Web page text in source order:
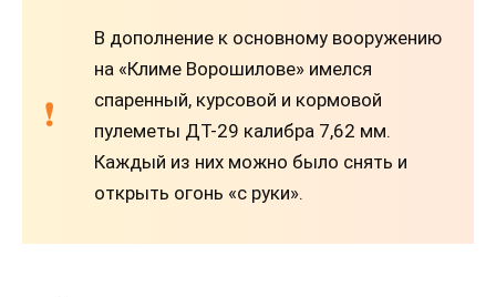
В дополнение к основному вооружению
на «Климе Ворошилове» имелся
спаренный, курсовой и кормовой
пулеметы ДТ-29 калибра 7,62 мм.
Каждый из них можно было снять и
открыть огонь «с руки».